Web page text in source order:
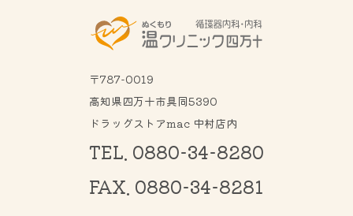
〒787-0019
高知県四万十市具同5390
ドラッグストアmac 中村店内
TEL. 0880-34-8280
FAX. 0880-34-8281